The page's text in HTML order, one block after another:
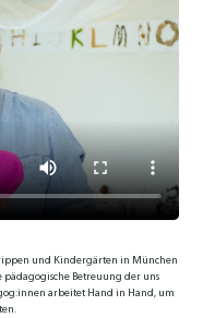
und Kinder­gärten in München
Be­treuung der uns
arbeitet Hand in Hand, um